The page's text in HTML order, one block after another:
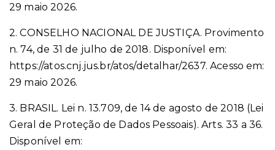
29 maio 2026.
2. CONSELHO NACIONAL DE JUSTIÇA. Provimento
n. 74, de 31 de julho de 2018. Disponível em:
https://atos.cnj.jus.br/atos/detalhar/2637. Acesso em:
29 maio 2026.
3. BRASIL. Lei n. 13.709, de 14 de agosto de 2018 (Lei
Geral de Proteção de Dados Pessoais). Arts. 33 a 36.
Disponível em: